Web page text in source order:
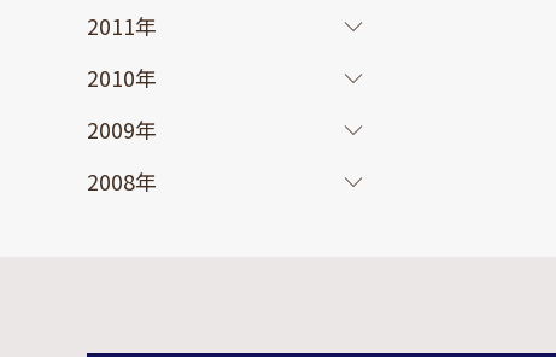
2011年
2010年
2009年
2008年